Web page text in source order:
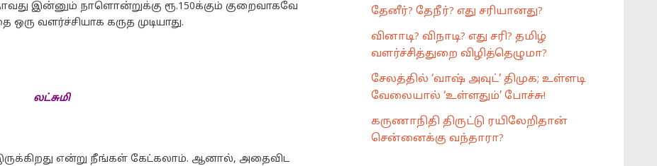
இன்னும் நாளொன்றுக்கு ரூ.150க்கும் குறைவாகவே
வளர்ச்சியாக கருத முடியாது.
லட்சுமி
என்று நீங்கள் கேட்கலாம். ஆனால், அதைவிட
தேனீர்? தேநீர்? எது சரியானது?
வினாடி? விநாடி? எது சரி? தமிழ்
வளர்ச்சித்துறை விழித்தெழுமா?
சேலத்தில் ‘வாஷ் அவுட்’ திமுக; உள்ளடி
வேலையால் ‘உள்ளதும்’ போச்சு!
கருணாநிதி திருட்டு ரயிலேறிதான்
சென்னைக்கு வந்தாரா?